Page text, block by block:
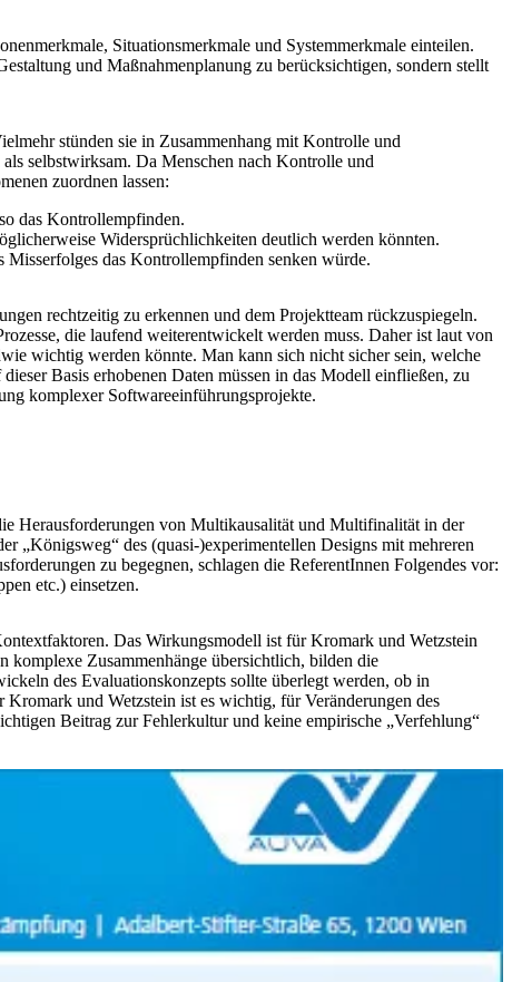
Situationsmerkmale und Systemmerkmale einteilen.
und Maßnahmenplanung zu berücksichtigen, sondern stellt
stünden sie in Zusammenhang mit Kontrolle und
selbstwirksam. Da Menschen nach Kontrolle und
zuordnen lassen:
das Kontrollempfinden.
Widersprüchlichkeiten deutlich werden könnten.
das Kontrollempfinden senken würde.
rechtzeitig zu erkennen und dem Projektteam rückzuspiegeln.
die laufend weiterentwickelt werden muss. Daher ist laut von
wichtig werden könnte. Man kann sich nicht sicher sein, welche
Basis erhobenen Daten müssen in das Modell einfließen, zu
komplexer Softwareeinführungsprojekte.
Herausforderungen von Multikausalität und Multifinalität in der
„Königsweg“ des (quasi-)experimentellen Designs mit mehreren
zu begegnen, schlagen die ReferentInnen Folgendes vor:
etc.) einsetzen.
Das Wirkungsmodell ist für Kromark und Wetzstein
komplexe Zusammenhänge übersichtlich, bilden die
des Evaluationskonzepts sollte überlegt werden, ob in
und Wetzstein ist es wichtig, für Veränderungen des
Beitrag zur Fehlerkultur und keine empirische „Verfehlung“